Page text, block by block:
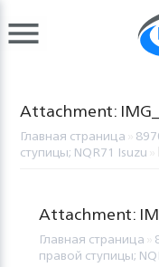
Attachment:
Главная страница
ступицы; NQR71 Isuzu
Attachment:
Главная страница
правой ступицы;